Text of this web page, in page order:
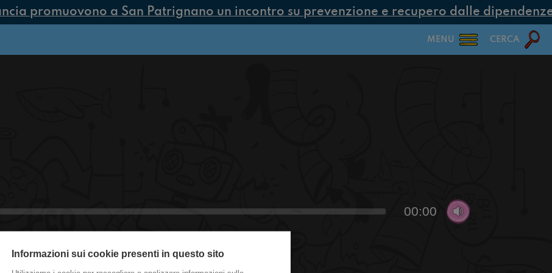
promuovono a San Patrignano un incontro su prevenzione e recupero dalle dipendenze
MENU CERCA
00:00
#smo Rifiuti di Natale
Informazioni sui cookie presenti in questo sito